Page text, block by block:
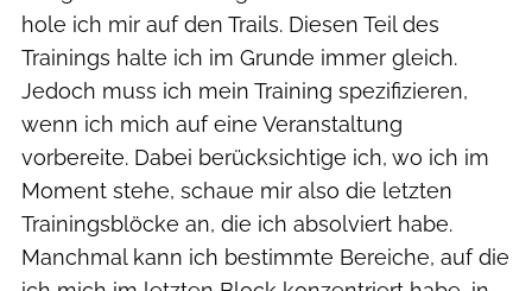
hole ich mir auf den Trails. Diesen Teil des
Trainings halte ich im Grunde immer gleich.
Jedoch muss ich mein Training spezifizieren,
wenn ich mich auf eine Veranstaltung
vorbereite. Dabei berücksichtige ich, wo ich im
Moment stehe, schaue mir also die letzten
Trainingsblöcke an, die ich absolviert habe.
Manchmal kann ich bestimmte Bereiche, auf die